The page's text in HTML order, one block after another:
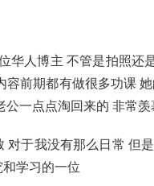
华人博主 不管是拍照还
容前期都有做很多功课
一点点淘回来的 非常羡
对于我没有那么日常 但
学习的一位